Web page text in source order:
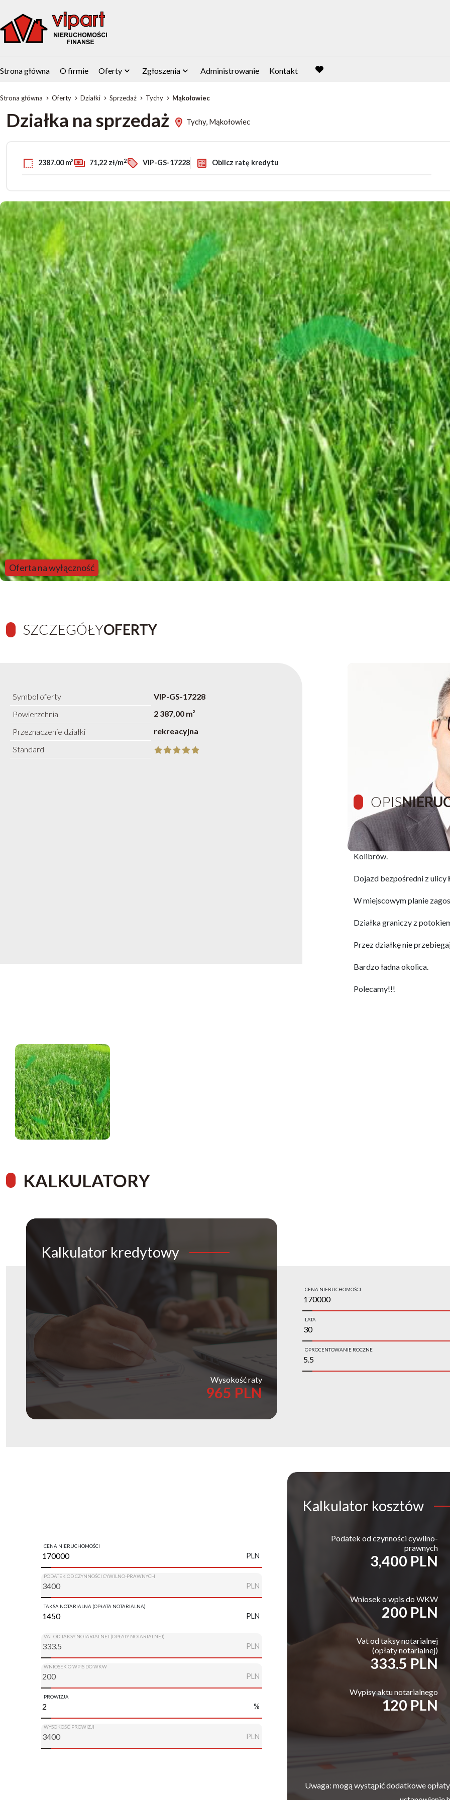
Strona główna O firmie Oferty Zgłoszenia Administrowanie Kontakt favorite
Strona główna Oferty Działki Sprzedaż Tychy Mąkołowiec
Działka na sprzedaż Tychy, Mąkołowiec
2387.00 m² 71,22 zł/m2 VIP-GS-17228 Oblicz ratę kredytu
Oferta na wyłączność
SZCZEGÓŁYOFERTY
Symbol oferty
VIP-GS-17228
Powierzchnia
2 387,00 m²
Przeznaczenie działki
rekreacyjna
Standard
OPIS
Oferuję do sprzedaży
Kolibrów.
Dojazd bezpośredni z ulicy
W miejscowym planie
Działka graniczy z
Przez działkę nie
Bardzo ładna okolica.
Polecamy!!!
KALKULATORY
Kalkulator kredytowy
Wysokość raty
965 PLN
CENA NIERUCHOMOŚCI
LATA
OPROCENTOWANIE ROCZNE
Kalkulator kosztów
Podatek od czynności cywilno-
prawnych
3,400 PLN
Wniosek o wpis do WKW
200 PLN
Vat od taksy notarialnej
(opłaty notarialnej)
333.5 PLN
Wypisy aktu notarialnego
120 PLN
Uwaga: mogą wystąpić dodatkowe
CENA NIERUCHOMOŚCI
PLN
PODATEK OD CZYNNOŚCI CYWILNO-PRAWNYCH
PLN
TAKSA NOTARIALNA (OPŁATA NOTARIALNA)
PLN
VAT OD TAKSY NOTARIALNEJ (OPŁATY NOTARIALNEJ)
PLN
WNIOSEK O WPIS DO WKW
PLN
PROWIZJA
%
WYSOKOŚĆ PROWIZJI
PLN